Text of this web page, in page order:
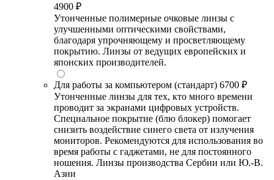
4900 ₽
Утонченные полимерные очковые линзы с
улучшенными оптическими свойствами,
благодаря упрочняющему и просветляющему
покрытию. Линзы от ведущих европейских и
японских производителей.
Для работы за компьютером (стандарт) 6700 ₽
Утонченные линзы для тех, кто много времени
проводит за экранами цифровых устройств.
Специальное покрытие (блю блокер) помогает
снизить воздействие синего света от излучения
мониторов. Рекомендуются для использования во
время работы с гаджетами, не для постоянного
ношения. Линзы производства Сербии или Ю.-В.
Азии